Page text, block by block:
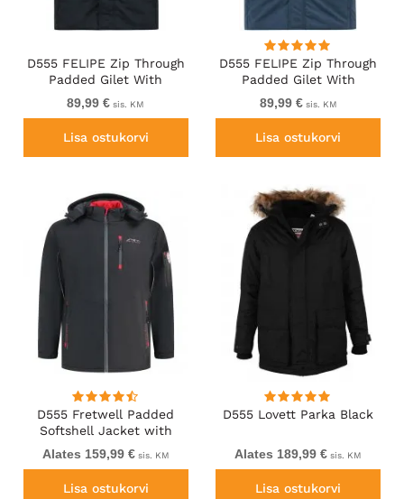
D555 FELIPE Zip Through
Padded Gilet With
Contrast Colour Lining
And Rubber Badge Black
89,99 € sis. KM
Lisa ostukorvi
D555 FELIPE Zip Through
Padded Gilet With
Contrast Colour Lining
And Rubber Badge Navy
89,99 €sis. KM
Lisa ostukorvi
D555 Fretwell Padded
Softshell Jacket with
Detachable Hood Black
Alates 159,99 €sis. KM
Lisa ostukorvi
D555 Lovett Parka Black
Alates 189,99 € sis. KM
Lisa ostukorvi